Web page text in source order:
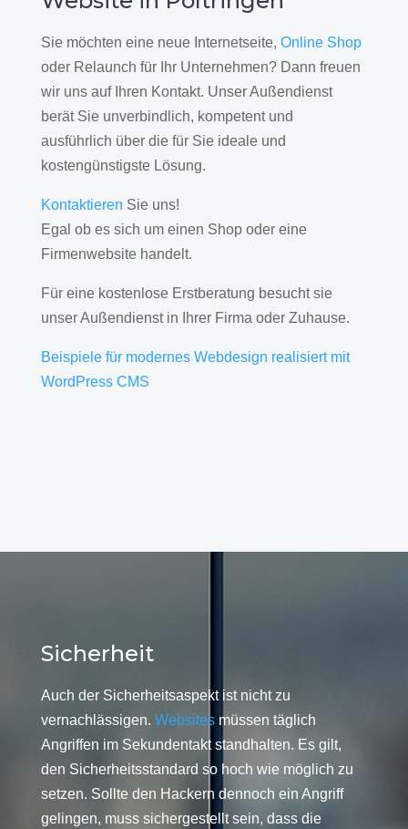
Sie möchten eine neue Internetseite, Online Shop
oder Relaunch für Ihr Unternehmen? Dann freuen
wir uns auf Ihren Kontakt. Unser Außendienst
berät Sie unverbindlich, kompetent und
ausführlich über die für Sie ideale und
kostengünstigste Lösung.
Kontaktieren Sie uns!
Egal ob es sich um einen Shop oder eine
Firmenwebsite handelt.
Für eine kostenlose Erstberatung besucht sie
unser Außendienst in Ihrer Firma oder Zuhause.
Beispiele für modernes Webdesign realisiert mit
WordPress CMS
Sicherheit
Auch der Sicherheitsaspekt ist nicht zu
vernachlässigen. Websitesmüssen täglich
Angriffen im Sekundentakt standhalten. Es gilt,
den Sicherheitsstandard so hoch wie möglich zu
setzen. Sollte den Hackern dennoch ein Angriff
gelingen, muss sichergestellt sein, dass die